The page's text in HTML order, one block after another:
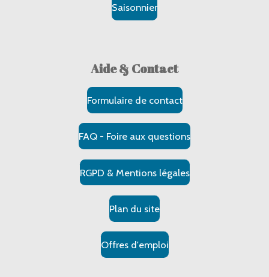
Saisonnier
Aide & Contact
Formulaire de contact
FAQ - Foire aux questions
RGPD & Mentions légales
Plan du site
Offres d'emploi